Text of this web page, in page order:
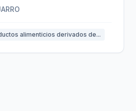
alimenticios derivados de...